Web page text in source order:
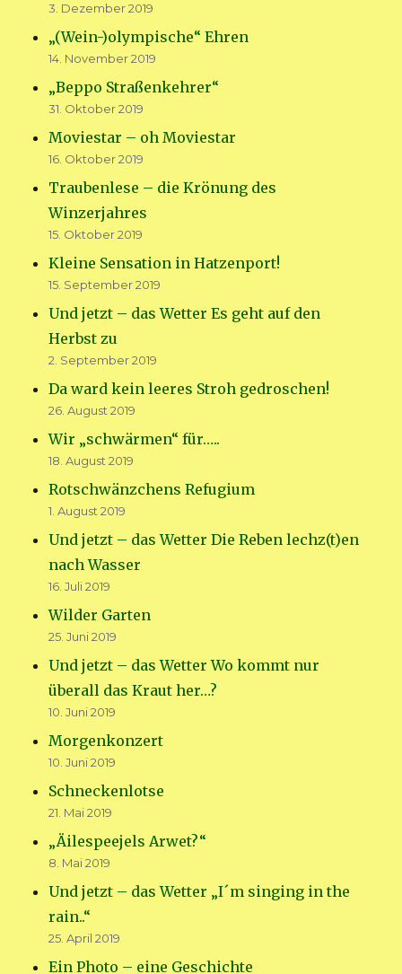
3. Dezember 2019
„(Wein-)olympische“ Ehren
14. November 2019
„Beppo Straßenkehrer“
31. Oktober 2019
Moviestar – oh Moviestar
16. Oktober 2019
Traubenlese – die Krönung des
Winzerjahres
15. Oktober 2019
Kleine Sensation in Hatzenport!
15. September 2019
Und jetzt – das Wetter Es geht auf den
Herbst zu
2. September 2019
Da ward kein leeres Stroh gedroschen!
26. August 2019
Wir „schwärmen“ für…..
18. August 2019
Rotschwänzchens Refugium
1. August 2019
Und jetzt – das Wetter Die Reben lechz(t)en
nach Wasser
16. Juli 2019
Wilder Garten
25. Juni 2019
Und jetzt – das Wetter Wo kommt nur
überall das Kraut her…?
10. Juni 2019
Morgenkonzert
10. Juni 2019
Schneckenlotse
21. Mai 2019
„Äilespeejels Arwet?“
8. Mai 2019
Und jetzt – das Wetter „I´m singing in the
rain..“
25. April 2019
Ein Photo – eine Geschichte